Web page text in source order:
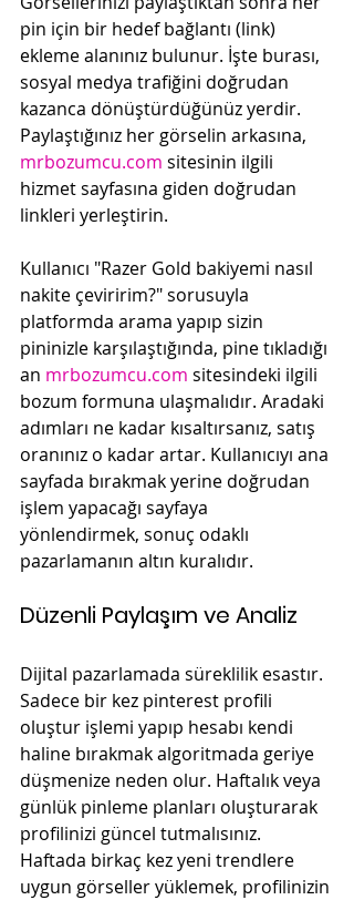
pin için bir hedef bağlantı (link)
ekleme alanınız bulunur. İşte burası,
sosyal medya trafiğini doğrudan
kazanca dönüştürdüğünüz yerdir.
Paylaştığınız her görselin arkasına,
mrbozumcu.com sitesinin ilgili
hizmet sayfasına giden doğrudan
linkleri yerleştirin.
Kullanıcı "Razer Gold bakiyemi nasıl
nakite çeviririm?" sorusuyla
platformda arama yapıp sizin
pininizle karşılaştığında, pine tıkladığı
an mrbozumcu.com sitesindeki ilgili
bozum formuna ulaşmalıdır. Aradaki
adımları ne kadar kısaltırsanız, satış
oranınız o kadar artar. Kullanıcıyı ana
sayfada bırakmak yerine doğrudan
işlem yapacağı sayfaya
yönlendirmek, sonuç odaklı
pazarlamanın altın kuralıdır.
Düzenli Paylaşım ve Analiz
Dijital pazarlamada süreklilik esastır.
Sadece bir kez pinterest profili
oluştur işlemi yapıp hesabı kendi
haline bırakmak algoritmada geriye
düşmenize neden olur. Haftalık veya
günlük pinleme planları oluşturarak
profilinizi güncel tutmalısınız.
Haftada birkaç kez yeni trendlere
uygun görseller yüklemek, profilinizin